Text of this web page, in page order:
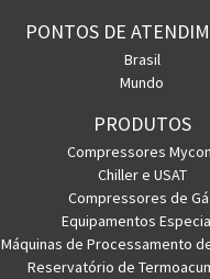
PONTOS DE
Brasil
Mundo
PRODUTOS
Compressores
Chiller e USAT
Compressores de
Equipamentos
Máquinas de Processamento
Reservatório de